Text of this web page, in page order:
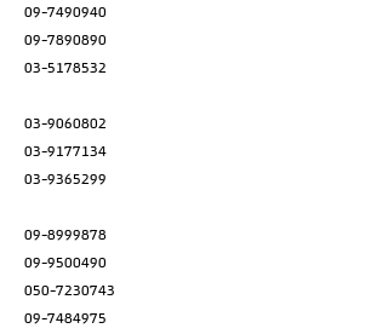
09-7490940
09-7890890
03-5178532
03-9060802
03-9177134
03-9365299
09-8999878
09-9500490
050-7230743
09-7484975